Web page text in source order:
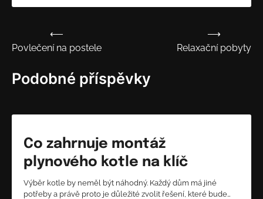
Navigace
pro
příspěvek
⟵
Povlečení na postele
Relaxační pobyty
⟶
Podobné příspěvky
Co zahrnuje montáž
plynového kotle na klíč
Výběr kotle by neměl být náhodný. Každý dům má jiné
potřeby a právě proto je důležité zvolit řešení, které bude…